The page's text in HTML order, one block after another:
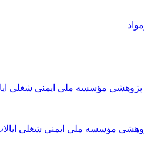
مؤسسه ملی ایمنی شغلی ایالات